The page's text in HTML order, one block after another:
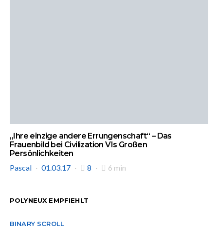
„Ihre einzige andere Errungenschaft“ – Das
Frauenbild bei Civilization VIs Großen
Persönlichkeiten
Pascal
01.03.17 8 6 min
POLYNEUX EMPFIEHLT
BINARY SCROLL